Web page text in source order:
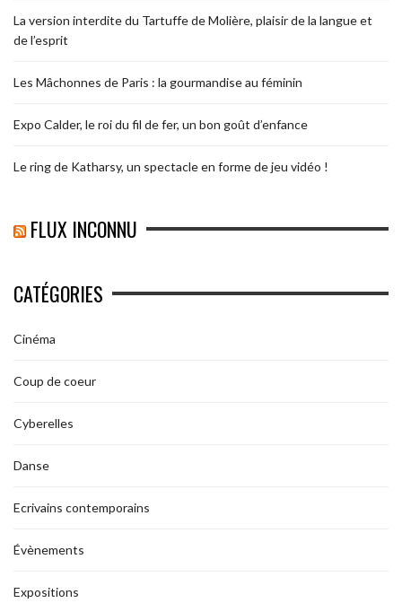
La version interdite du Tartuffe de Molière, plaisir de la langue et
de l’esprit
Les Mâchonnes de Paris : la gourmandise au féminin
Expo Calder, le roi du fil de fer, un bon goût d’enfance
Le ring de Katharsy, un spectacle en forme de jeu vidéo !
FLUX INCONNU
CATÉGORIES
Cinéma
Coup de coeur
Cyberelles
Danse
Ecrivains contemporains
Évènements
Expositions